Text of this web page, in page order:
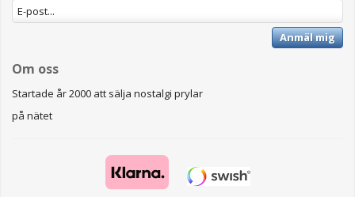
Anmäl mig
Om oss
Startade år 2000 att sälja nostalgi prylar
på nätet